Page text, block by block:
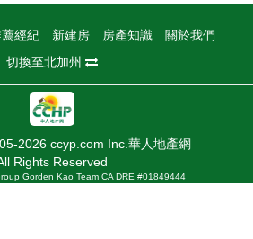
經紀 新建房 房產知識
關於我們
切換至北加州
2026 ccyp.com Inc.華人地產網
Rights Reserved
Gorden Kao Team CA DRE #01849444